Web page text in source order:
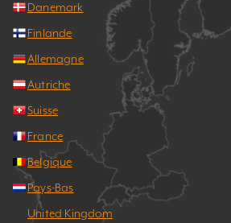
Danemark
Finlande
Allemagne
Autriche
Suisse
France
Belgique
Pays-Bas
United Kingdom